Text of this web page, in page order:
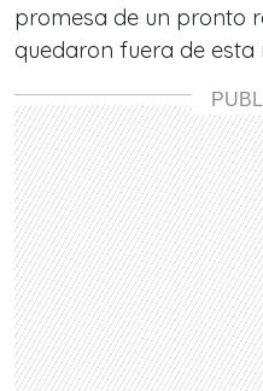
promesa de un pronto
quedaron fuera de esta